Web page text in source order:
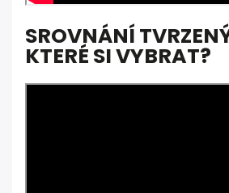
SROVNÁNÍ
KTERÉ SI VYBRAT?